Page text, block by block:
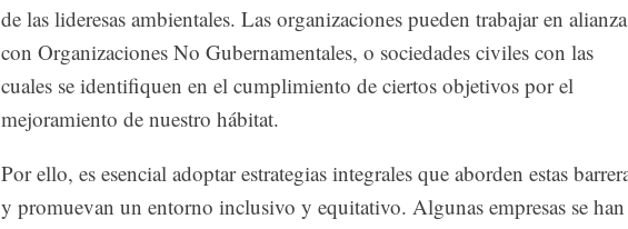
de las lideresas ambientales. Las organizaciones pueden trabajar en alianza
con Organizaciones No Gubernamentales, o sociedades civiles con las
cuales se identifiquen en el cumplimiento de ciertos objetivos por el
mejoramiento de nuestro hábitat.
Por ello, es esencial adoptar estrategias integrales que aborden estas
y promuevan un entorno inclusivo y equitativo. Algunas empresas se han